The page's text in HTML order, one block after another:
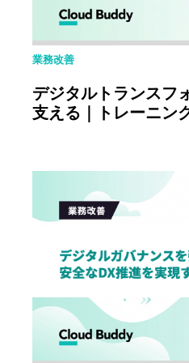
業務改善
デジタルトランスフ
支える｜トレーニン